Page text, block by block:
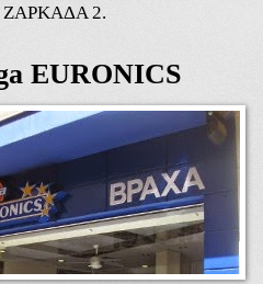
2.
EURONICS